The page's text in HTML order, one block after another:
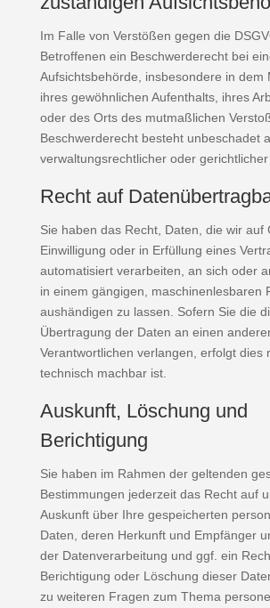
Im Falle von Verstößen gegen die
Betroffenen ein Beschwerderecht bei
Aufsichtsbehörde, insbesondere in dem
ihres gewöhnlichen Aufenthalts, ihres
oder des Orts des mutmaßlichen
Beschwerderecht besteht unbeschadet
verwaltungsrechtlicher oder gerichtlicher
Recht auf
Sie haben das Recht, Daten, die wir auf
Einwilligung oder in Erfüllung eines
automatisiert verarbeiten, an sich oder
in einem gängigen, maschinenlesbaren
aushändigen zu lassen. Sofern Sie die
Übertragung der Daten an einen
Verantwortlichen verlangen, erfolgt dies
technisch machbar ist.
Auskunft, Löschung und
Berichtigung
Sie haben im Rahmen der geltenden
Bestimmungen jederzeit das Recht auf
Auskunft über Ihre gespeicherten
Daten, deren Herkunft und Empfänger
der Datenverarbeitung und ggf. ein
Berichtigung oder Löschung dieser
zu weiteren Fragen zum Thema